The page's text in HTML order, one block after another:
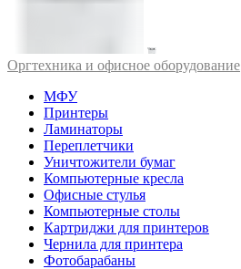
Оргтехника и офисное оборудование
МФУ
Принтеры
Ламинаторы
Переплетчики
Уничтожители бумаг
Компьютерные кресла
Офисные стулья
Компьютерные столы
Картриджи для принтеров
Чернила для принтера
Фотобарабаны